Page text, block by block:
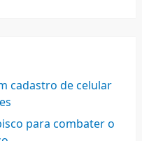
cadastro de celular
para combater o